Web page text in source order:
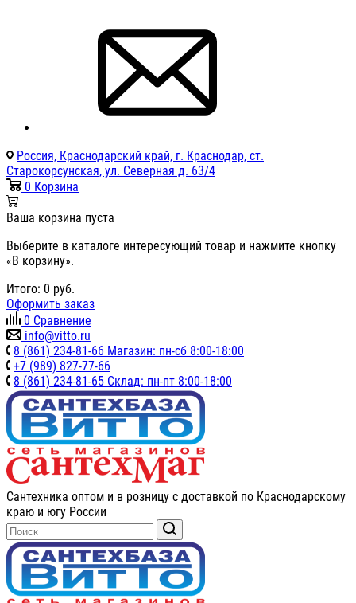
Россия, Краснодарский край, г. Краснодар, ст.
Старокорсунская, ул. Северная д. 63/4
0 Корзина
Ваша корзина пуста
Выберите в каталоге интересующий товар и нажмите кнопку
«В корзину».
Итого: 0 руб.
Оформить заказ
0 Сравнение
info@vitto.ru
8 (861) 234-81-66 Магазин: пн-сб 8:00-18:00
+7 (989) 827-77-66
8 (861) 234-81-65 Склад: пн-пт 8:00-18:00
Сантехника оптом и в розницу с доставкой по Краснодарскому
краю и югу России